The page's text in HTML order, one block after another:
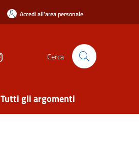
Accedi all'area personale
Cerca
Tutti gli argomenti